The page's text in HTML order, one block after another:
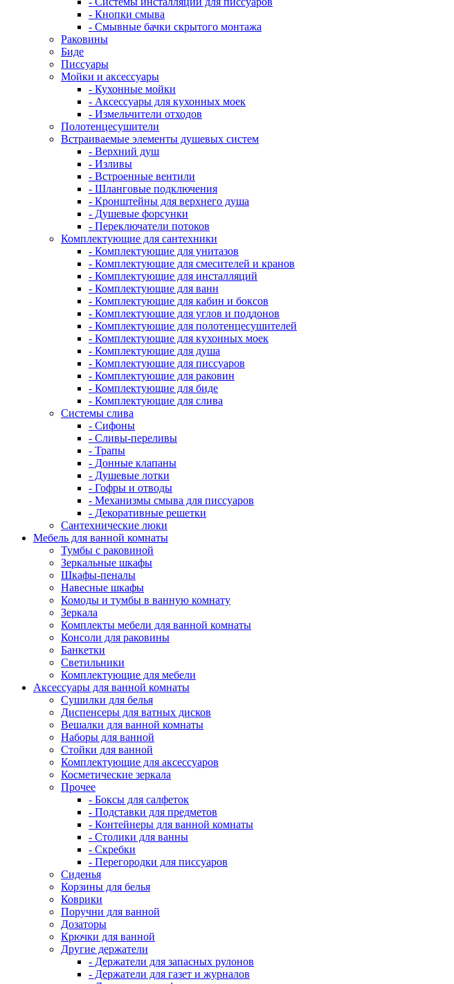
- Кнопки смыва
- Смывные бачки скрытого монтажа
Раковины
Биде
Писсуары
Мойки и аксессуары
- Кухонные мойки
- Аксессуары для кухонных моек
- Измельчители отходов
Полотенцесушители
Встраиваемые элементы душевых систем
- Верхний душ
- Изливы
- Встроенные вентили
- Шланговые подключения
- Кронштейны для верхнего душа
- Душевые форсунки
- Переключатели потоков
Комплектующие для сантехники
- Комплектующие для унитазов
- Комплектующие для смесителей и кранов
- Комплектующие для инсталляций
- Комплектующие для ванн
- Комплектующие для кабин и боксов
- Комплектующие для углов и поддонов
- Комплектующие для полотенцесушителей
- Комплектующие для кухонных моек
- Комплектующие для душа
- Комплектующие для писсуаров
- Комплектующие для раковин
- Комплектующие для биде
- Комплектующие для слива
Системы слива
- Сифоны
- Сливы-переливы
- Трапы
- Донные клапаны
- Душевые лотки
- Гофры и отводы
- Механизмы смыва для писсуаров
- Декоративные решетки
Сантехнические люки
Мебель для ванной комнаты
Тумбы с раковиной
Зеркальные шкафы
Шкафы-пеналы
Навесные шкафы
Комоды и тумбы в ванную комнату
Зеркала
Комплекты мебели для ванной комнаты
Консоли для раковины
Банкетки
Светильники
Комплектующие для мебели
Аксессуары для ванной комнаты
Сушилки для белья
Диспенсеры для ватных дисков
Вешалки для ванной комнаты
Наборы для ванной
Стойки для ванной
Комплектующие для аксессуаров
Косметические зеркала
Прочее
- Боксы для салфеток
- Подставки для предметов
- Контейнеры для ванной комнаты
- Столики для ванны
- Скребки
- Перегородки для писсуаров
Сиденья
Корзины для белья
Коврики
Поручни для ванной
Дозаторы
Крючки для ванной
Другие держатели
- Держатели для запасных рулонов
- Держатели для газет и журналов